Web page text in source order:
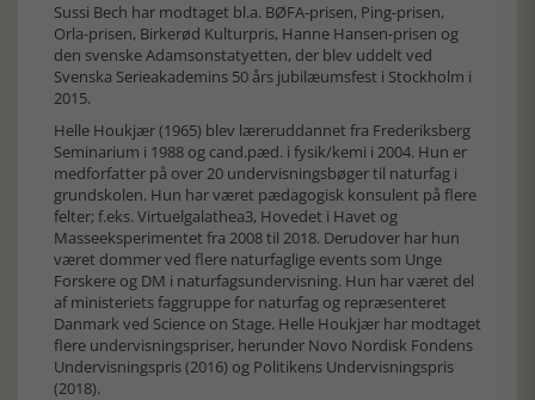
Sussi Bech har modtaget bl.a. BØFA-prisen, Ping-prisen,
Orla-prisen, Birkerød Kulturpris, Hanne Hansen-prisen og
den svenske Adamsonstatyetten, der blev uddelt ved
Svenska Serieakademins 50 års jubilæumsfest i Stockholm i
2015.
Helle Houkjær (1965) blev læreruddannet fra Frederiksberg
Seminarium i 1988 og cand.pæd. i fysik/kemi i 2004. Hun er
medforfatter på over 20 undervisningsbøger til naturfag i
grundskolen. Hun har været pædagogisk konsulent på flere
felter; f.eks. Virtuelgalathea3, Hovedet i Havet og
Masseeksperimentet fra 2008 til 2018. Derudover har hun
været dommer ved flere naturfaglige events som Unge
Forskere og DM i naturfagsundervisning. Hun har været del
af ministeriets faggruppe for naturfag og repræsenteret
Danmark ved Science on Stage. Helle Houkjær har modtaget
flere undervisningspriser, herunder Novo Nordisk Fondens
Undervisningspris (2016) og Politikens Undervisningspris
(2018).